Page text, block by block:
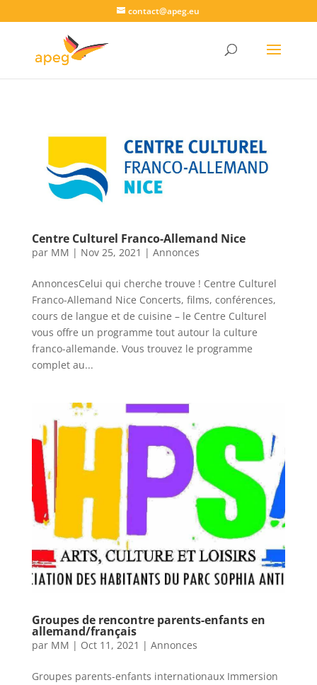
contact@apeg.eu
Centre Culturel Franco-Allemand Nice
par MM | Nov 25, 2021 | Annonces
AnnoncesCelui qui cherche trouve ! Centre Culturel
Franco-Allemand Nice Concerts, films, conférences,
cours de langue et de cuisine – le Centre Culturel
vous offre un programme tout autour la culture
franco-allemande. Vous trouvez le programme
complet au...
Groupes de rencontre parents-enfants en
allemand/français
par MM | Oct 11, 2021 | Annonces
Groupes parents-enfants internationaux Immersion